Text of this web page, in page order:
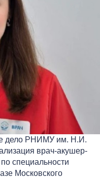
дело РНИМУ им. Н.И.
врач-акушер-
специальности
Московского